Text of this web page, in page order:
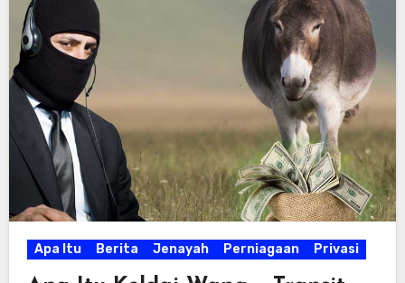
Apa Itu Berita Jenayah Perniagaan Privasi